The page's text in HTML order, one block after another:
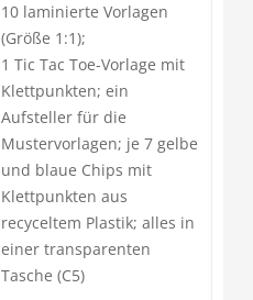
10 laminierte Vorlagen
(Größe 1:1);
1 Tic Tac Toe-Vorlage mit
Klettpunkten; ein
Aufsteller für die
Mustervorlagen; je 7 gelbe
und blaue Chips mit
Klettpunkten aus
recyceltem Plastik; alles in
einer transparenten
Tasche (C5)